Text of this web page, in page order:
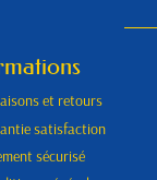
et retours
satisfaction
sécurisé